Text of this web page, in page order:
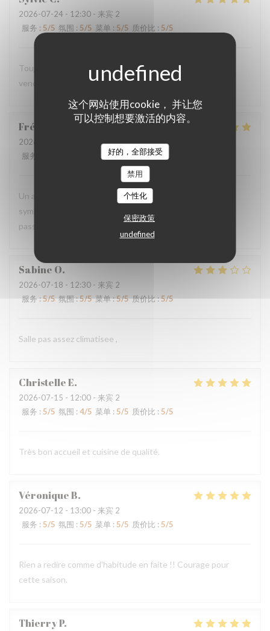
这个网站使用cookie， 并让您
可以控制想要激活的内容。
好的，全部接受
禁用
个性化
保密政策
undefined
2026-07-24 - 12:30 - 来宾 2
服务 : 5/5 氛围 : 5/5 菜单 : 5/5 质价比 : 5/5
Toujours aussi délicieux comme à chaque fois que nous
venons.
Frédéric
2026-07-18
- 20:00 - 来宾 2
服务
菜单:5/5 质价比:5 /5
Un accueil chaleureux, convivial. Une ambiance simple et
sympathique. Tous les ingrédients sont rassemblés pour
passer un agréable moment, une pause provençale.
Sabine O
2026-07-18 - 12:30 - 来宾 2
服务 :5/5 氛围:5/5 菜单:5/5 质价比:5/5
Salle pas assez climatisee ,
ChristelleE
2026-07-15 - 12:00 - 来宾 2
服务 : 5/5 氛围 : 4/5 菜单 :5/5 质价比 : 5/5
Très bon accueil et cuisine de qualité.
VéroniqueB
2026-07-12 - 13:00 - 来宾 2
服务 : 5/5 氛围 : 5/5 菜单 : 5/5 质价比 : 5/5
Rien a redire comme d'habitude en faite !! Courage pour
cette saison.
ThierryP